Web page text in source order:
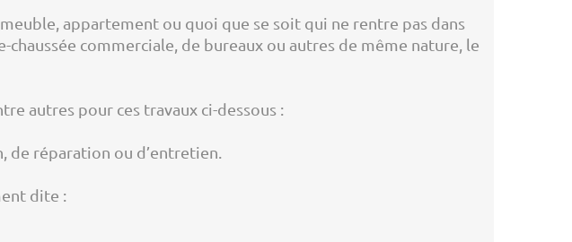
appartement ou quoi que se soit qui ne rentre pas dans
commerciale, de bureaux ou autres de même nature, le
autres pour ces travaux ci-dessous :
de réparation ou d’entretien.
dite :